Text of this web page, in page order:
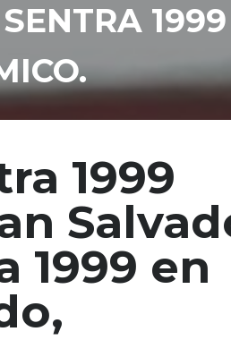
1999
1999 en